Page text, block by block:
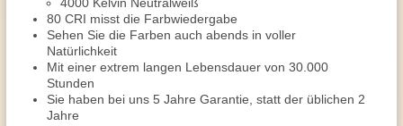
80 CRI misst die Farbwiedergabe
Sehen Sie die Farben auch abends in voller
Natürlichkeit
Mit einer extrem langen Lebensdauer von 30.000
Stunden
Sie haben bei uns 5 Jahre Garantie, statt der üblichen 2
Jahre